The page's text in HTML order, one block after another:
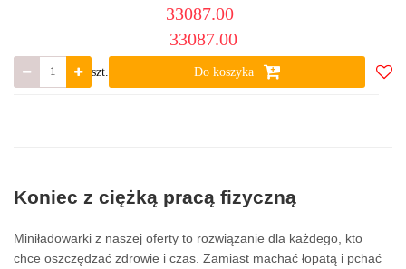
33087.00
33087.00
szt. Do koszyka
Koniec z ciężką pracą fizyczną
Miniładowarki z naszej oferty to rozwiązanie dla każdego, kto
chce oszczędzać zdrowie i czas. Zamiast machać łopatą i pchać